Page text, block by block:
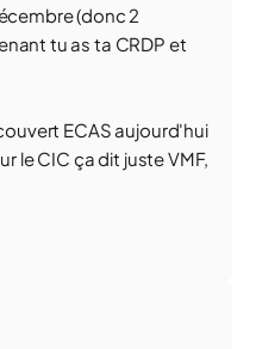
(donc 2
tu as ta CRDP et
ECAS aujourd'hui
le CIC ça dit juste VMF,